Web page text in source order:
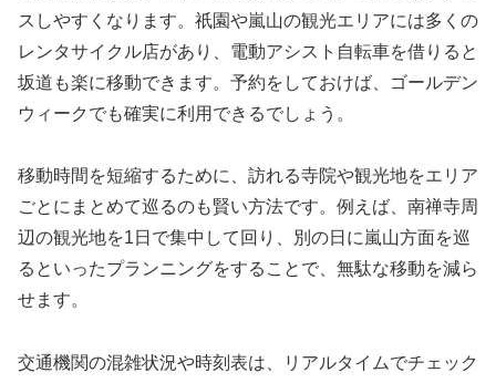
スしやすくなります。祇園や嵐山の観光エリアには多くの
レンタサイクル店があり、電動アシスト自転車を借りると
坂道も楽に移動できます。予約をしておけば、ゴールデン
ウィークでも確実に利用できるでしょう。
移動時間を短縮するために、訪れる寺院や観光地をエリア
ごとにまとめて巡るのも賢い方法です。例えば、南禅寺周
辺の観光地を1日で集中して回り、別の日に嵐山方面を巡
るといったプランニングをすることで、無駄な移動を減ら
せます。
交通機関の混雑状況や時刻表は、リアルタイムでチェック